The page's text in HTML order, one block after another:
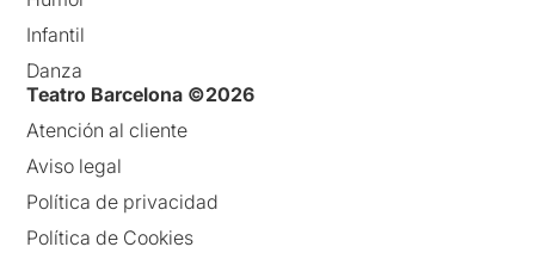
Infantil
Danza
Teatro Barcelona ©2026
Atención al cliente
Aviso legal
Política de privacidad
Política de Cookies